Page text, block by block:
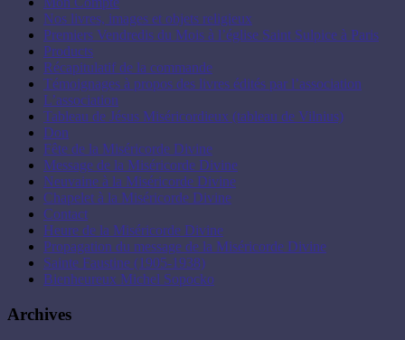
Nos livres, images et objets religieux
Premiers Vendredis du Mois à l’église Saint Sulpice à Paris
Products
Récapitulatif de la commande
Témoignages à propos des livres édités par l’association
L’association
Tableau de Jésus Miséricordieux (tableau de Vilnius)
Don
Fête de la Miséricorde Divine
Message de la Miséricorde Divine
Neuvaine à la Miséricorde Divine
Chapelet à la Miséricorde Divine
Contact
Heure de la Miséricorde Divine
Propagation du message de la Miséricorde Divine
Sainte Faustine (1905-1938)
Bienheureux Michel Sopocko
Archives